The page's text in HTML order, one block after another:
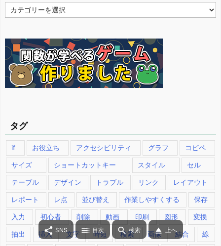
テ
ー
タグ
if お役立ち アクセシビリティ グラフ コピペ
サイズ ショートカットキー スタイル セル
テーブル デザイン トラブル リンク レイアウト
レポート レ点 並び替え 作業しやすくする 保存
入力 初心者 削除 動画 印刷 図形 変換
抽出 挿入 文字 時短 検索 画像 結合 線
 SNS  目次  検索  上へ